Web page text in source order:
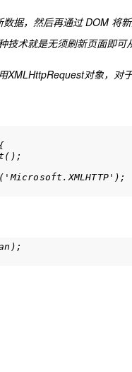
据，然后再通过 DOM 将
技术就是无须刷新页面即可
XMLHttpRequest对象，对